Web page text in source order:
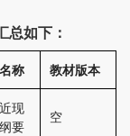
如下：
称 教材版本
现
要
空